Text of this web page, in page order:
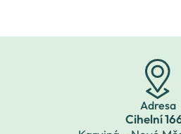
Adresa
Cihelní